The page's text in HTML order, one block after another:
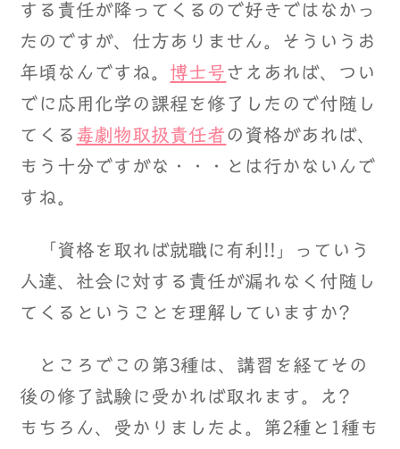
する責任が降ってくるので好きではなかっ
たのですが、仕方ありません。そういうお
年頃なんですね。 博士号 さえあれば、つい
でに応用化学の課程を修了したので付随し
てくる 毒劇物取扱責任者 の資格があれば、
もう十分ですがな・・・とは行かないんで
すね。
「資格を取れば就職に有利!!」っていう
人達、社会に対する責任が漏れなく付随し
てくるということを理解していますか?
ところでこの第3種は、講習を経てその
後の修了試験に受かれば取れます。え?
もちろん、受かりましたよ。第2種と1種も